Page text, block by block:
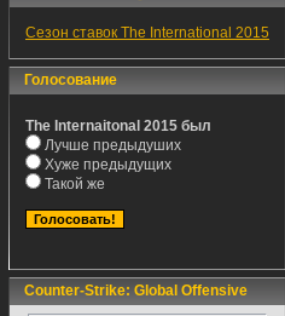
Сезон ставок The International 2015
Голосование
The Internaitonal 2015 был
Лучше предыдуших
Хуже предыдущих
Такой же
Counter-Strike: Global Offensive